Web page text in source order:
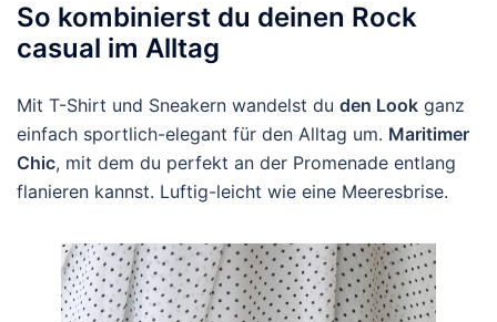
So kombinierst du deinen Rock
casual im Alltag
Mit T-Shirt und Sneakern wandelst du den Look ganz
einfach sportlich-elegant für den Alltag um. Maritimer
Chic, mit dem du perfekt an der Promenade entlang
flanieren kannst. Luftig-leicht wie eine Meeresbrise.